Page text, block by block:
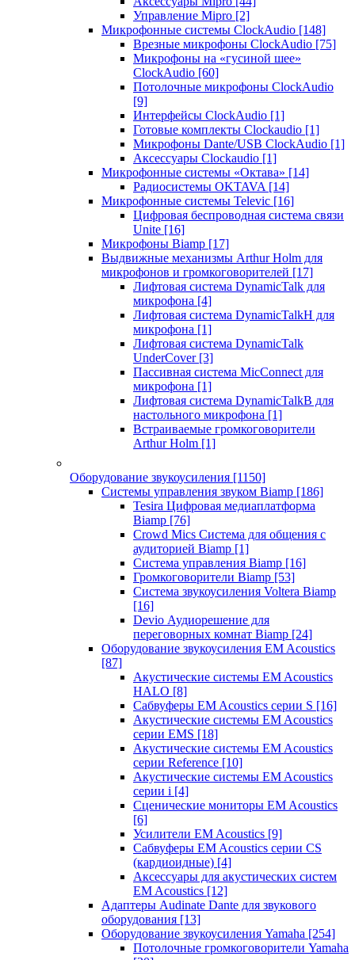
Управление Mipro [2]
Микрофонные системы ClockAudio [148]
Врезные микрофоны ClockAudio [75]
Микрофоны на «гусиной шее»
ClockAudio [60]
Потолочные микрофоны ClockAudio
[9]
Интерфейсы ClockAudio [1]
Готовые комплекты Clockaudio [1]
Микрофоны Dante/USB ClockAudio [1]
Аксессуары Clockaudio [1]
Микрофонные системы «Октава» [14]
Радиосистемы OKTAVA [14]
Микрофонные системы Televic [16]
Цифровая беспроводная система связи
Unite [16]
Микрофоны Biamp [17]
Выдвижные механизмы Arthur Holm для
микрофонов и громкоговорителей [17]
Лифтовая система DynamicTalk для
микрофона [4]
Лифтовая система DynamicTalkH для
микрофона [1]
Лифтовая система DynamicTalk
UnderCover [3]
Пассивная система MicConnect для
микрофона [1]
Лифтовая система DynamicTalkB для
настольного микрофона [1]
Встраиваемые громкоговорители
Arthur Holm [1]
Оборудование звукоусиления [1150]
Системы управления звуком Biamp [186]
Tesira Цифровая медиаплатформа
Biamp [76]
Crowd Mics Система для общения с
аудиторией Biamp [1]
Система управления Biamp [16]
Громкоговорители Biamp [53]
Система звукоусиления Voltera Biamp
[16]
Devio Аудиорешение для
переговорных комнат Biamp [24]
Оборудование звукоусиления EM Acoustics
[87]
Акустические системы EM Acoustics
HALO [8]
Сабвуферы EM Acoustics серии S [16]
Акустические системы EM Acoustics
серии EMS [18]
Акустические системы EM Acoustics
серии Reference [10]
Акустические системы EM Acoustics
серии i [4]
Сценические мониторы EM Acoustics
[6]
Усилители EM Acoustics [9]
Сабвуферы EM Acoustics серии CS
(кардиоидные) [4]
Аксессуары для акустических систем
EM Acoustics [12]
Адаптеры Audinate Dante для звукового
оборудования [13]
Оборудование звукоусиления Yamaha [254]
Потолочные громкоговорители Yamaha